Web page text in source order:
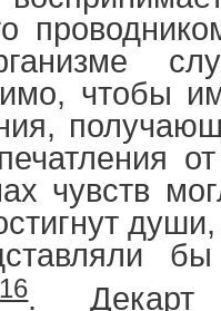
чтобы
чувств
16. Декарт